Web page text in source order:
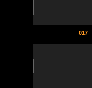
017